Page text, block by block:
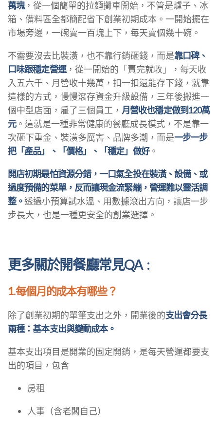
萬塊，從一個簡單的拉麵攤車開始，不管是爐子、冰
箱、備料區全都簡配省下創業初期成本。一開始擺在
市場旁邊，一碗賣一百塊上下，每天賣個幾十碗。
不需要沒去比裝潢，也不靠行銷砸錢，而是靠口碑、
口味跟穩定營運，從一開始的「賣完就收」，每天收
入五六千、月營收十幾萬，扣一扣還能存下錢，就靠
這樣的方式，慢慢滾存資金升級設備，三年後搬進一
個中型店面，雇了三個員工， 月營收也穩定做到120萬
元。這就是一種非常健康的餐廳成長模式，不是靠一
次砸下重金、裝潢多厲害、品牌多潮，而是一步一步
把「產品」、「價格」、「穩定」做好。
開店初期最怕資源分錯，一口氣全投在裝潢、設備、或
過度預備的菜單，反而讓現金流緊繃，營運難以靈活調
整。透過小預算試水溫、用數據滾出方向，讓店一步
步長大，也是一種更安全的創業選擇。
更多關於開餐廳常見QA :
1.每個月的成本有哪些？
除了創業初期的單筆支出之外，開業後的支出會分長
兩種：基本支出與變動成本。
基本支出項目是開業的固定開銷，是每天營運都要支
出的項目，包含
房租
人事（含老闆自己）